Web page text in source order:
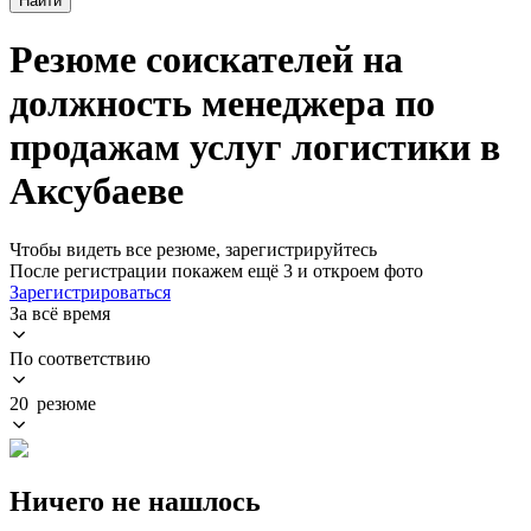
Резюме соискателей на
должность менеджера по
продажам услуг логистики в
Аксубаеве
Чтобы видеть все резюме, зарегистрируйтесь
После регистрации покажем ещё 3 и откроем фото
Зарегистрироваться
За всё время
По соответствию
20 резюме
Ничего не нашлось